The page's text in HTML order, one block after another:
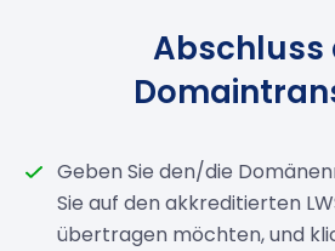
Abschluss
Geben Sie den/die
Sie auf den akkreditierten
übertragen möchten, und